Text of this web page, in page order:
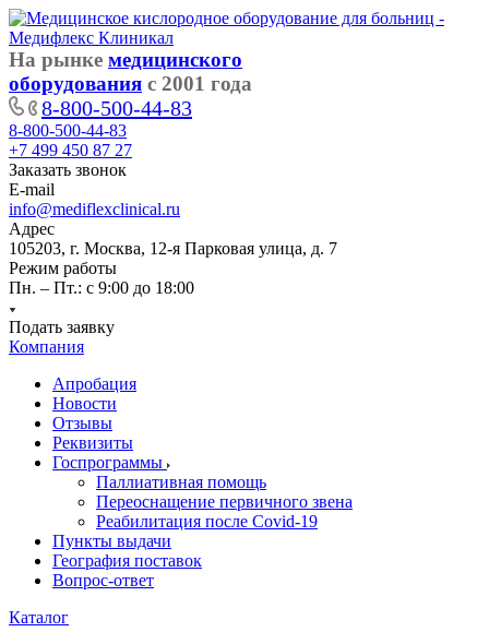
На рынке медицинского
оборудования с 2001 года
8-800-500-44-83
8-800-500-44-83
+7 499 450 87 27
Заказать звонок
E-mail
info@mediflexclinical.ru
Адрес
105203, г. Москва, 12-я Парковая улица, д. 7
Режим работы
Пн. – Пт.: с 9:00 до 18:00
Подать заявку
Компания
Апробация
Новости
Отзывы
Реквизиты
Госпрограммы
Паллиативная помощь
Переоснащение первичного звена
Реабилитация после Covid-19
Пункты выдачи
География поставок
Вопрос-ответ
Каталог